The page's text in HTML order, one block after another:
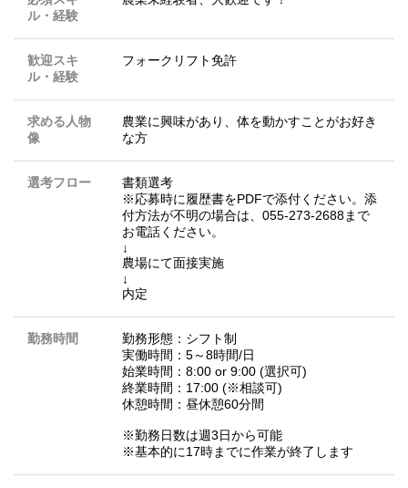
ル・経験
歓迎スキ
ル・経験
フォークリフト免許
求める人物
像
農業に興味があり、体を動かすことがお好き
な方
選考フロー
書類選考
※応募時に履歴書をPDFで添付ください。添
付方法が不明の場合は、055-273-2688まで
お電話ください。
↓
農場にて面接実施
↓
内定
勤務時間
勤務形態：シフト制
実働時間：5～8時間/日
始業時間：8:00 or 9:00 (選択可)
終業時間：17:00 (※相談可)
休憩時間：昼休憩60分間
※勤務日数は週3日から可能
※基本的に17時までに作業が終了します